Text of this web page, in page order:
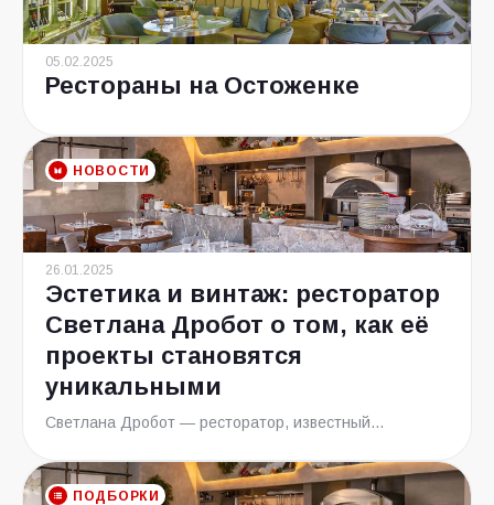
05.02.2025
Рестораны на Остоженке
НОВОСТИ
26.01.2025
Эстетика и винтаж: ресторатор
Светлана Дробот о том, как её
проекты становятся
уникальными
Светлана Дробот — ресторатор, известный...
ПОДБОРКИ